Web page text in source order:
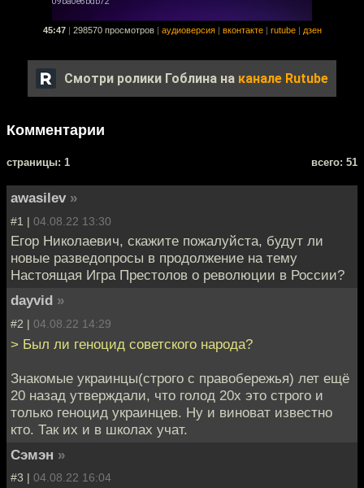
45:47 298570 просмотров аудиоверсия вконтакте rutube дзен
Смотри ролики Гоблина на канале Rutube
Комментарии
cтраницы: 1 всего: 51
awasilev »
#1 | 04.08.22 13:30
Егор Николаевич, скажите пожалуйста, будут ли
новые разведопросы в продолжение на тему
Настоящая Игра Престолов о революции в России?
dayvid »
#2 | 04.08.22 14:29
> Был ли геноцид советского народа?
Знакомые украинцы(строго с правобережья) лет ещё
20 назад утверждали, что голод 20х это строго и
только геноцид украинцев. Ну и виноват известно
кто. Так их и в школах учат.
Сэмэн »
#3 | 04.08.22 16:04